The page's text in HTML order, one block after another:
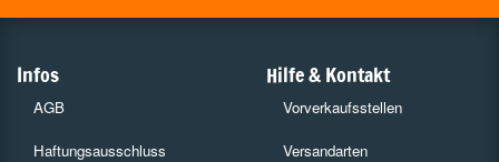
Infos
AGB
Haftungsausschluss
Hilfe & Kontakt
Vorverkaufsstellen
Versandarten